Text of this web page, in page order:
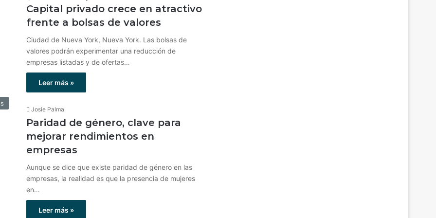
Capital privado crece en atractivo
frente a bolsas de valores
Ciudad de Nueva York, Nueva York. Las bolsas de
valores podrán experimentar una reducción de
empresas listadas y de ofertas…
Leer más »
Josie Palma
Paridad de género, clave para
mejorar rendimientos en
empresas
Aunque se dice que existe paridad de género en las
empresas, la realidad es que la presencia de mujeres
en…
Leer más »